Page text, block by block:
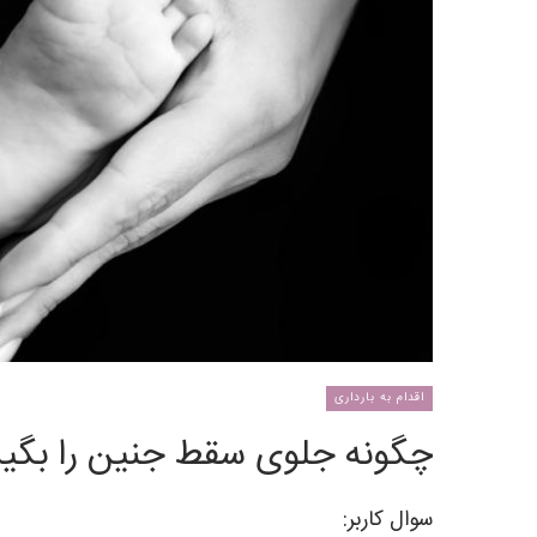
اقدام به بارداری
چگونه جلوی سقط جنین را
سوال کاربر: